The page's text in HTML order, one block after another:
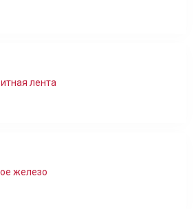
лента
железо